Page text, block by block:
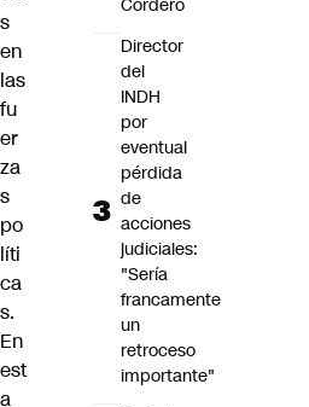
s
en
las
fu
er
za
s
po
líti
ca
s.
En
est
a
Cordero
Director
del
INDH
por
eventual
pérdida
de
acciones
judiciales:
"Sería
francamente
un
retroceso
importante"